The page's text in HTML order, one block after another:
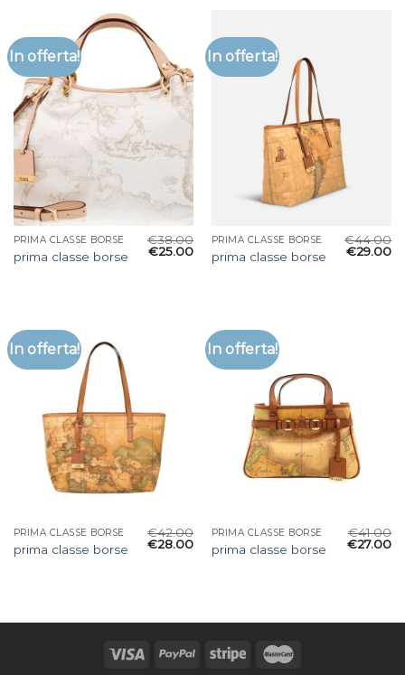
In offerta!
PRIMA CLASSE BORSE
prima classe borse
€38.00
€25.00
In offerta!
PRIMA CLASSE BORSE
prima classe borse
€44.00
€29.00
In offerta!
PRIMA CLASSE BORSE
prima classe borse
€42.00
€28.00
In offerta!
PRIMA CLASSE BORSE
prima classe borse
€41.00
€27.00